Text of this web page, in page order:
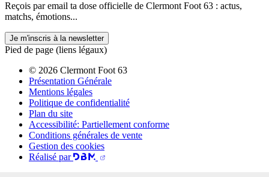
Reçois par email ta dose officielle de Clermont Foot 63 : actus,
matchs, émotions...
Je m'inscris à la newsletter
Pied de page (liens légaux)
© 2026 Clermont Foot 63
Présentation Générale
Mentions légales
Politique de confidentialité
Plan du site
Accessibilité: Partiellement conforme
Conditions générales de vente
Gestion des cookies
Réalisé par